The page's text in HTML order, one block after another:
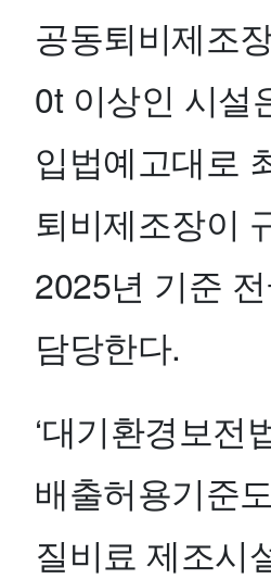
공동퇴비제조
0t 이상인 시설
입법예고대로
퇴비제조장이
2025년 기준
담당한다.
‘대기환경보전
배출허용기준
질비료 제조시